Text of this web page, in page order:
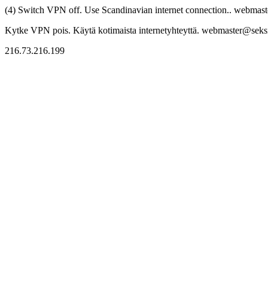
(4) Switch VPN off. Use Scandinavian internet connection..
Kytke VPN pois. Käytä kotimaista internetyhteyttä.
216.73.216.199